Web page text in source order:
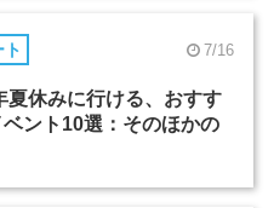
ト 7/16
夏休みに行ける、おすす
ント10選：そのほかの